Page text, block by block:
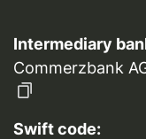
Intermediary
Commerzbank
Swift code: